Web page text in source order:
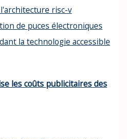
les coûts publicitaires des